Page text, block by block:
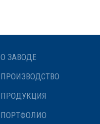
О ЗАВОДЕ
ПРОИЗВОДСТВО
ПРОДУКЦИЯ
ПОРТФОЛИО